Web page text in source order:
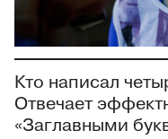
Кто написал
Отвечает
«Заглавными